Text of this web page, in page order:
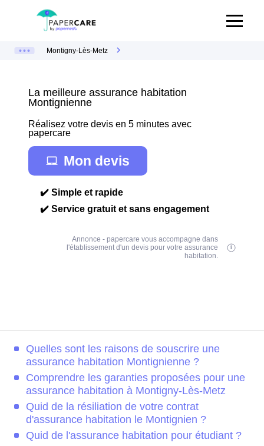
Montigny-Lès-Metz
La meilleure assurance habitation
Montignienne
Réalisez votre devis en 5 minutes avec
papercare
Mon devis
✔️ Simple et rapide
✔️ Service gratuit et sans engagement
Annonce - papercare vous accompagne dans
l'établissement d'un devis pour votre assurance
habitation.
Quelles sont les raisons de souscrire une
assurance habitation Montignienne ?
Comprendre les garanties proposées pour une
assurance habitation à Montigny-Lès-Metz
Quid de la résiliation de votre contrat
d'assurance habitation le Montignien ?
Quid de l'assurance habitation pour étudiant ?